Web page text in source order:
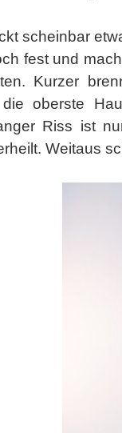
scheinbar
fest und
Kurzer
oberste
Riss ist
Weitaus